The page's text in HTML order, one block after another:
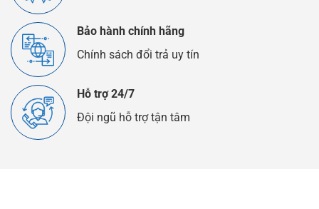
Bảo hành chính hãng
Chính sách đổi trả uy tín
Hỗ trợ 24/7
Đội ngũ hỗ trợ tận tâm